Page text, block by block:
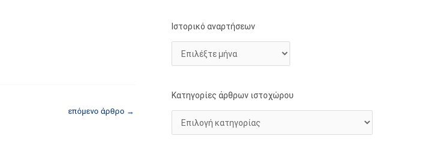
επόμενο άρθρο →
Ιστορικό αναρτήσεων
Ι
σ
ρ
ι
Κατηγορίες άρθρων ιστοχώρου
Κ
α
γ
ο